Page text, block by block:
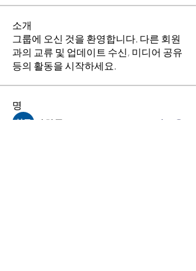
소개
그룹에 오신 것을 환영합니다. 다른 회원
과의 교류 및 업데이트 수신, 미디어 공유
등의 활동을 시작하세요.
명
김희두
팔로우